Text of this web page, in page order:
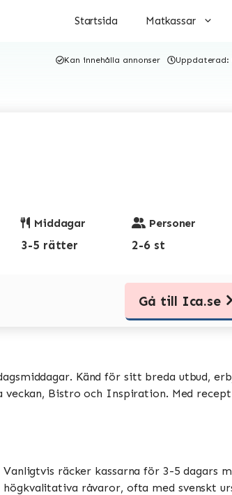
Startsida Matkassar
Kan innehålla annonser Uppdaterad:
Middagar
3-5 rätter
Personer
2-6 st
Gå till Ica.se
Känd för sitt breda utbud,
veckan, Bistro och Inspiration​​​​. Med
räcker kassarna för 3-5 dagars
råvaror, ofta med svenskt